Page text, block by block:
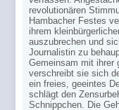
revolutionären
Hambacher Festes
ihrem
auszubrechen und
Journalistin zu
Gemeinsam mit ihrer
verschreibt sie sich
ein freies, geeintes
schlägt den
Schnippchen. Die